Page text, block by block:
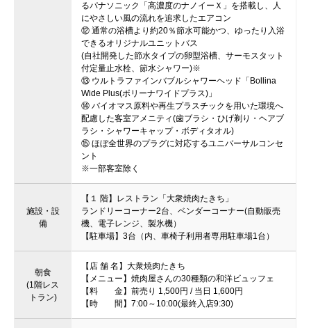
るパナソニック「高濃度のナノイーＸ」を搭載し、人
にやさしい風の流れを追求したエアコン
⑫ 通常の浴槽より約20％節水可能かつ、ゆったり入浴
できるオリジナルユニットバス
(自社開発した節水タイプの卵型浴槽、サーモスタット
付定量止水栓、節水シャワー)※
⑬ ウルトラファインバブルシャワーヘッド「Bollina
Wide Plus(ボリーナワイドプラス)」
⑭ バイオマス原料や再生プラスチックを用いた環境へ
配慮した客室アメニティ(歯ブラシ・ひげ剃り・ヘアブ
ラシ・シャワーキャップ・ボディタオル)
⑮ ほぼ全世界のプラグに対応するユニバーサルコンセ
ント
※一部客室除く
施設・設
備
【１ 階】レストラン「大衆焼肉たきち」
ランドリーコーナー2台、ベンダーコーナー(自動販売
機、電子レンジ、製氷機）
【駐車場】3台（内、車椅子利用者専用駐車場1台）
朝食
(1階レス
トラン)
【店 舗 名】大衆焼肉たきち
【メニュー】焼肉屋さんの30種類の和洋ビュッフェ
【料 金】前売り 1,500円 / 当日 1,600円
【時 間】7:00～10:00(最終入店9:30)